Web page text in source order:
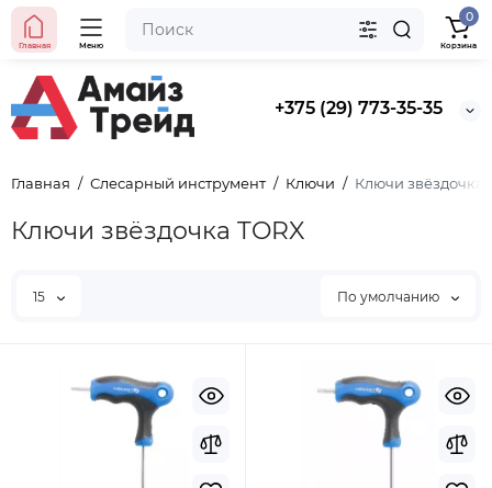
+375 (29) 773-35-35
Главная Меню
0
Корзина
Главная Слесарный инструмент Ключи Ключи звёздочка
Ключи звёздочка TORX
15 По умолчанию